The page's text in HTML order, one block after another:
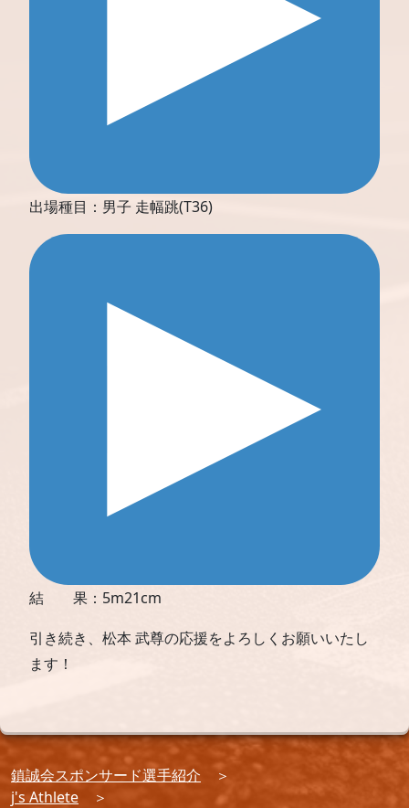
出場種目：男子 走幅跳(T36)
結 果：5m21cm
引き続き、松本 武尊の応援をよろしくお願いいたし
ます！
鎮誠会スポンサード選手紹介
j's Athlete